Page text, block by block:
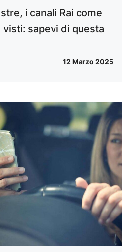
i canali Rai come
visti: sapevi di questa
12 Marzo 2025